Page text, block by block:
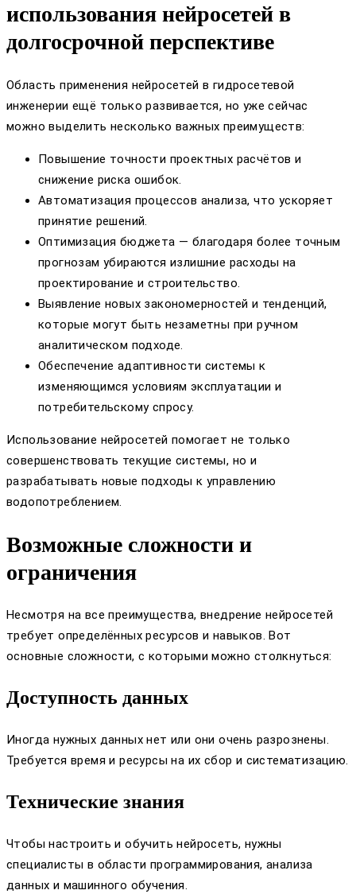
использования нейросетей в
долгосрочной перспективе
Область применения нейросетей в гидросетевой
инженерии ещё только развивается, но уже сейчас
можно выделить несколько важных преимуществ:
Повышение точности проектных расчётов и
снижение риска ошибок.
Автоматизация процессов анализа, что ускоряет
принятие решений.
Оптимизация бюджета — благодаря более точным
прогнозам убираются излишние расходы на
проектирование и строительство.
Выявление новых закономерностей и тенденций,
которые могут быть незаметны при ручном
аналитическом подходе.
Обеспечение адаптивности системы к
изменяющимся условиям эксплуатации и
потребительскому спросу.
Использование нейросетей помогает не только
совершенствовать текущие системы, но и
разрабатывать новые подходы к управлению
водопотреблением.
Возможные сложности и
ограничения
Несмотря на все преимущества, внедрение нейросетей
требует определённых ресурсов и навыков. Вот
основные сложности, с которыми можно столкнуться:
Доступность данных
Иногда нужных данных нет или они очень разрознены.
Требуется время и ресурсы на их сбор и систематизацию.
Технические знания
Чтобы настроить и обучить нейросеть, нужны
специалисты в области программирования, анализа
данных и машинного обучения.